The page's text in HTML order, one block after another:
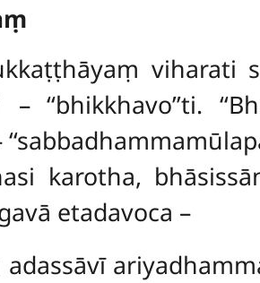
viharati
karotha,
etadavoca –